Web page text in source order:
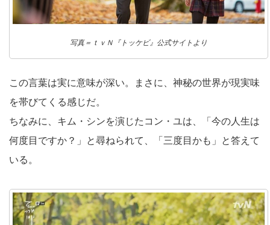
写真＝ｔｖＮ『トッケビ』公式サイトより
この言葉は実に意味が深い。まさに、神秘の世界が現実味
を帯びてくる感じだ。
ちなみに、キム・シンを演じたコン・ユは、「今の人生は
何度目ですか？」と尋ねられて、「三度目かも」と答えて
いる。